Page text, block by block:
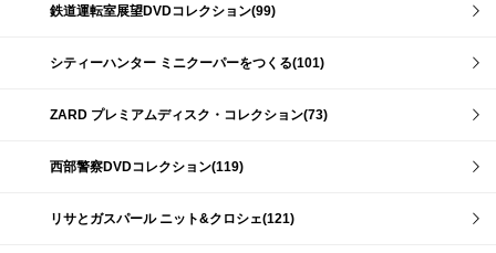
鉄道運転室展望DVDコレクション(99)
シティーハンター ミニクーパーをつくる(101)
ZARD プレミアムディスク・コレクション(73)
西部警察DVDコレクション(119)
リサとガスパール ニット&クロシェ(121)